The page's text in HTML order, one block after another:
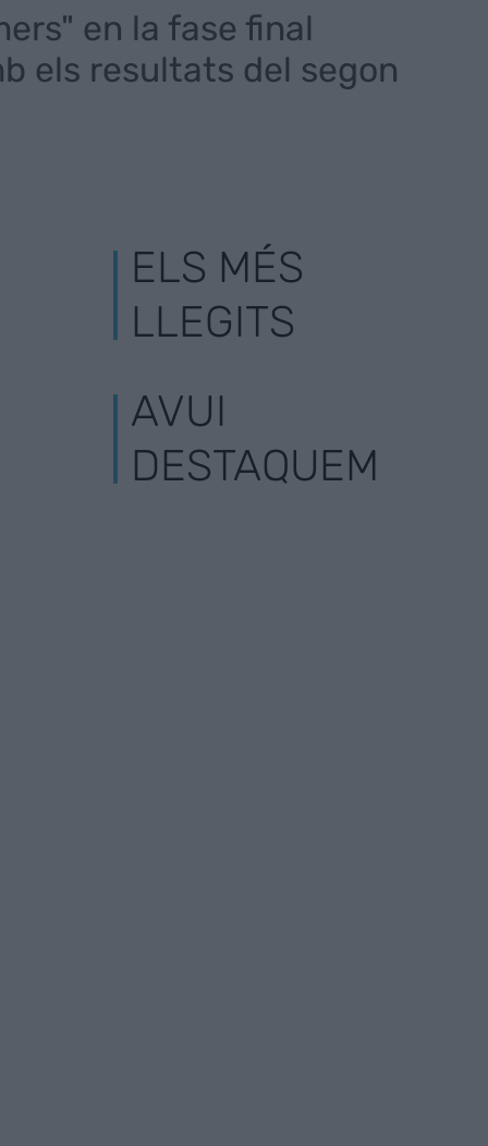
en la fase final
els resultats del segon
ELS MÉS
LLEGITS
AVUI
DESTAQUEM